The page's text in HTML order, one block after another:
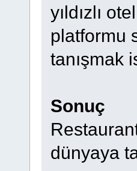
yıldızlı
platformu
tanışmak
Sonuç
dünyaya